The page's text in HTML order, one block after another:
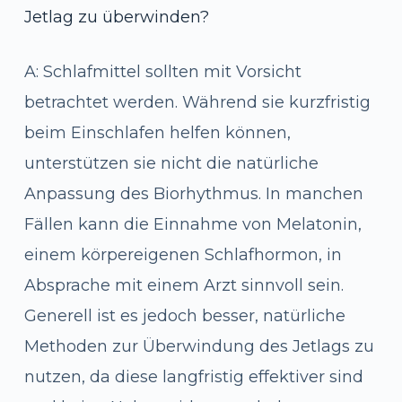
Jetlag zu überwinden?
A: Schlafmittel sollten mit Vorsicht
betrachtet werden. Während sie kurzfristig
beim Einschlafen helfen können,
unterstützen sie nicht die natürliche
Anpassung des Biorhythmus. In manchen
Fällen kann die Einnahme von Melatonin,
einem körpereigenen Schlafhormon, in
Absprache mit einem Arzt sinnvoll sein.
Generell ist es jedoch besser, natürliche
Methoden zur Überwindung des Jetlags zu
nutzen, da diese langfristig effektiver sind